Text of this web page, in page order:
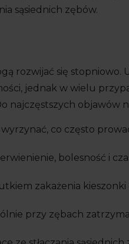
sąsiednich zębów.
rozwijać się stopniowo.
jednak w wielu
najczęstszych objawów
co często
bolesność i
zakażenia kieszonki
przy zębach